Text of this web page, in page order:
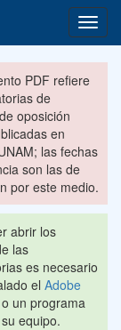
PDF refiere
de
oposición
en
las fechas
son las de
por este medio.
abrir los
las
es necesario
el Adobe
o un programa
equipo.